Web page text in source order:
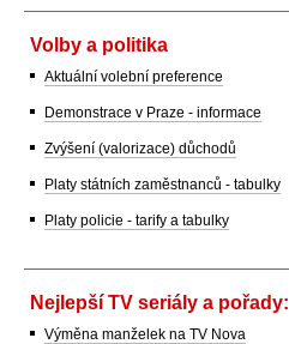
Volby a politika
Aktuální volební preference
Demonstrace v Praze - informace
Zvýšení (valorizace) důchodů
Platy státních zaměstnanců - tabulky
Platy policie - tarify a tabulky
Nejlepší TV seriály a pořady:
Výměna manželek na TV Nova